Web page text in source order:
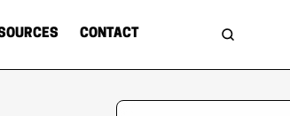
CONTACT